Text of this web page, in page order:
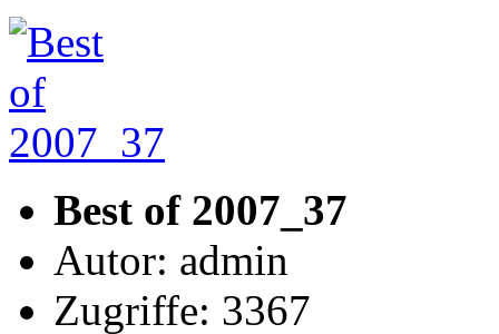
Best of 2007_37
Autor: admin
Zugriffe: 3367